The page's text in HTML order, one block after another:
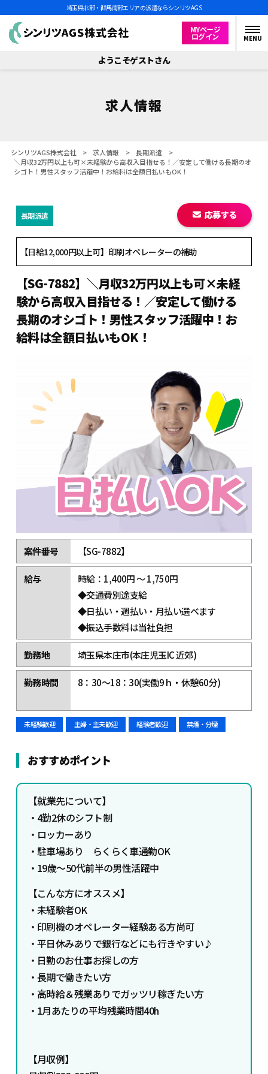
埼玉県北部・群馬南部エリアの派遣ならシンリツAGS
MYページ
ログイン MENU
ようこそゲストさん
求人情報
シンリツAGS株式会社 > 求人情報 > 長期派遣>
＼月収32万円以上も可×未経験から高収入目指せる！／安定して働ける長期のオ
シゴト！男性スタッフ活躍中！お給料は全額日払いもOK！
【SG-7882】＼月収32万円以上も可×未経
験から高収入目指せる！／安定して働ける
長期のオシゴト！男性スタッフ活躍中！お
給料は全額日払いもOK！
【日給12,000円以上可】印刷オペレーターの補助
長期派遣 応募する
案件番号 【SG-7882】
給与
時給：1,400円 ～ 1,750円
◆交通費別途支給
◆日払い・週払い・月払い選べます
◆振込手数料は当社負担
勤務地 埼玉県本庄市(本庄児玉IC 近郊)
勤務時間 8：30～18：30(実働9ｈ・休憩60分)
未経験歓迎 主婦・主夫歓迎 経験者歓迎 禁煙・分煙
おすすめポイント
【就業先について】
・4勤2休のシフト制
・ロッカーあり
・駐車場あり らくらく車通勤OK
・19歳～50代前半の男性活躍中
【こんな方にオススメ】
・未経験者OK
・印刷機のオペレーター経験ある方尚可
・平日休みありで銀行などにも行きやすい♪
・日勤のお仕事お探しの方
・長期で働きたい方
・高時給＆残業ありでガッツリ稼ぎたい方
・1月あたりの平均残業時間40h
【月収例】